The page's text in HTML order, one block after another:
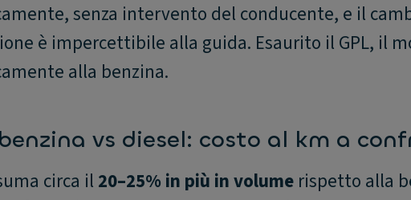
senza intervento del conducente, e il
è impercettibile alla guida. Esaurito il GPL, il
alla benzina.
benzina vs diesel: costo al km a
circa il 20–25% in più in volume rispetto alla